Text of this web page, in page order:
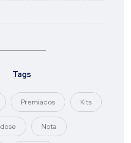
Tags
Premiados Kits
dose Nota